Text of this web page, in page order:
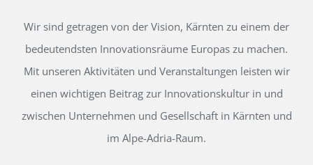
Wir sind getragen von der Vision, Kärnten zu einem der
bedeutendsten Innovationsräume Europas zu machen.
Mit unseren Aktivitäten und Veranstaltungen leisten wir
einen wichtigen Beitrag zur Innovationskultur in und
zwischen Unternehmen und Gesellschaft in Kärnten und
im Alpe-Adria-Raum.